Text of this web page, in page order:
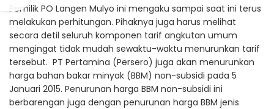
Pemilik PO Langen Mulyo ini mengaku sampai saat ini terus
melakukan perhitungan. Pihaknya juga harus melihat
secara detil seluruh komponen tarif angkutan umum
mengingat tidak mudah sewaktu-waktu menurunkan tarif
tersebut. PT Pertamina (Persero) juga akan menurunkan
harga bahan bakar minyak (BBM) non-subsidi pada 5
Januari 2015. Penurunan harga BBM non-subsidi ini
berbarengan juga dengan penurunan harga BBM jenis